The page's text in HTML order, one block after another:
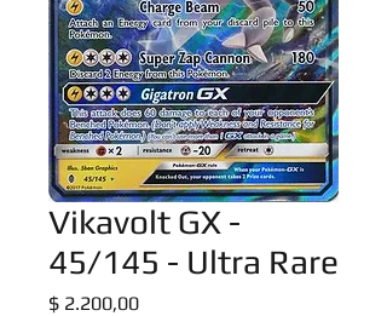
Vikavolt GX -
45/145 - Ultra Rare
$ 2.200,00Precio